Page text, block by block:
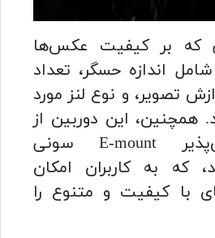
که بر کیفیت عکس‌ها
شامل اندازه حسگر، تعداد
تصویر، و نوع لنز مورد
همچنین، این دوربین از
لنزهای تعویض‌پذیر E-mount سونی
که به کاربران امکان
با کیفیت و متنوع را